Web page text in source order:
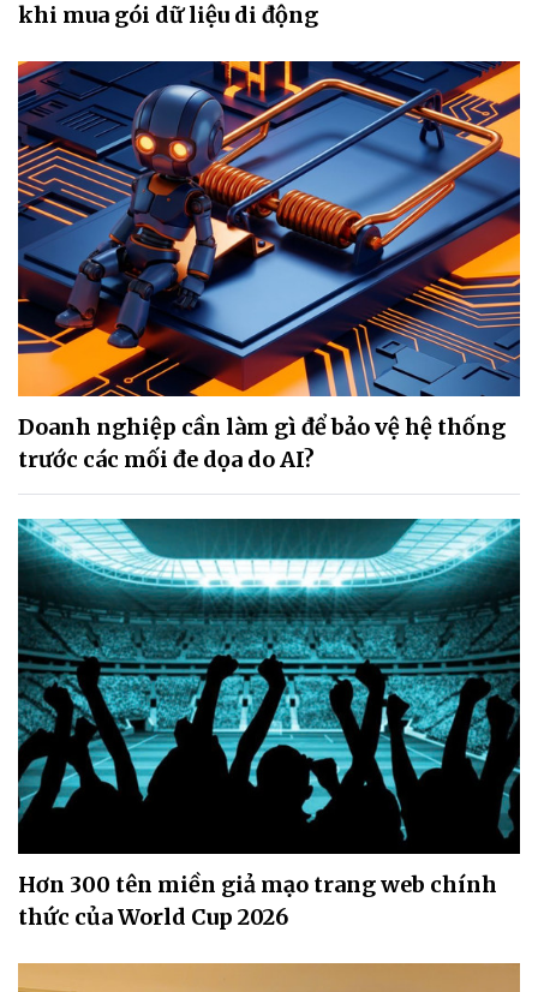
khi mua gói dữ liệu di động
Doanh nghiệp cần làm gì để bảo vệ hệ thống
trước các mối đe dọa do AI?
Hơn 300 tên miền giả mạo trang web chính
thức của World Cup 2026